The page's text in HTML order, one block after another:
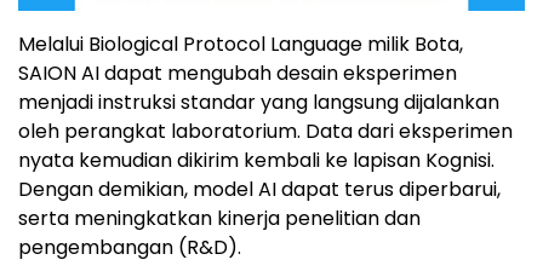
Melalui Biological Protocol Language milik Bota,
SAION AI dapat mengubah desain eksperimen
menjadi instruksi standar yang langsung dijalankan
oleh perangkat laboratorium. Data dari eksperimen
nyata kemudian dikirim kembali ke lapisan Kognisi.
Dengan demikian, model AI dapat terus diperbarui,
serta meningkatkan kinerja penelitian dan
pengembangan (R&D).